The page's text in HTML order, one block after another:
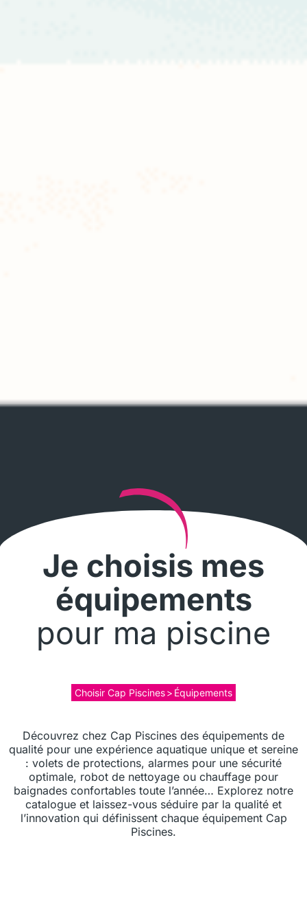
Je choisis mes
équipements​
pour ma piscine
Choisir Cap Piscines> Équipements
Découvrez chez Cap Piscines des équipements de
qualité pour une expérience aquatique unique et sereine
: volets de protections, alarmes pour une sécurité
optimale, robot de nettoyage ou chauffage pour
baignades confortables toute l’année… Explorez notre
catalogue et laissez-vous séduire par la qualité et
l’innovation qui définissent chaque équipement Cap
Piscines.